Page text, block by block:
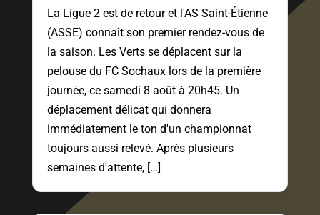
La Ligue 2 est de retour et l'AS Saint-Étienne
(ASSE) connaît son premier rendez-vous de
la saison. Les Verts se déplacent sur la
pelouse du FC Sochaux lors de la première
journée, ce samedi 8 août à 20h45. Un
déplacement délicat qui donnera
immédiatement le ton d'un championnat
toujours aussi relevé. Après plusieurs
semaines d'attente, […]